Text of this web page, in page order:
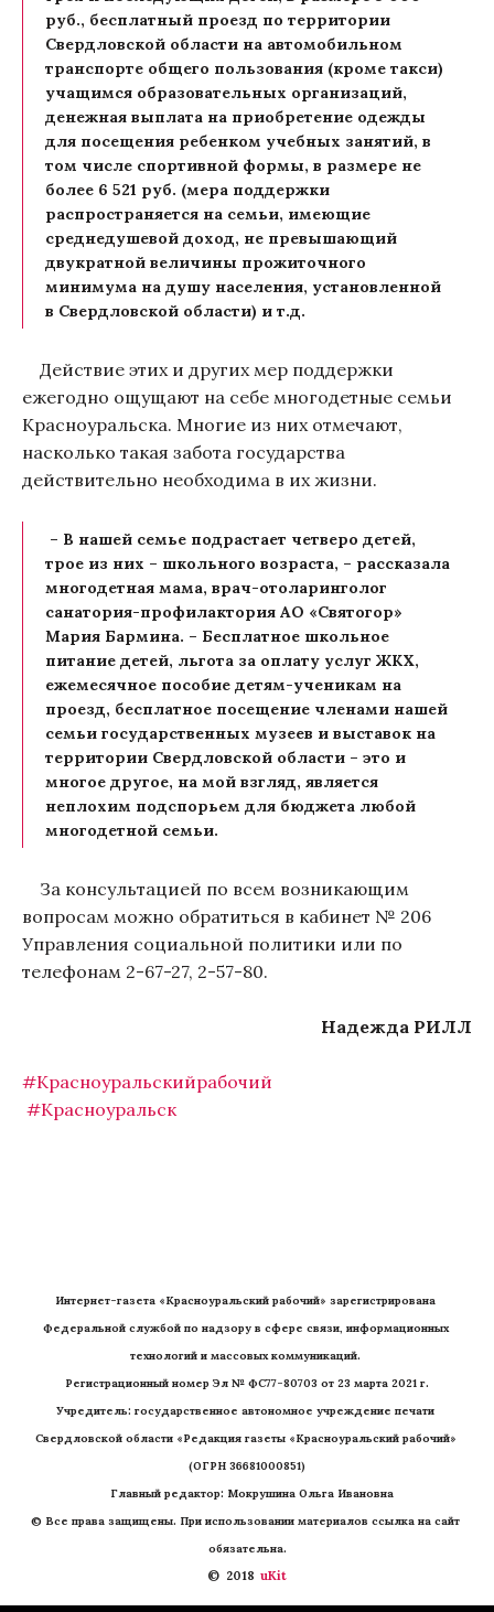
руб., бесплатный проезд по территории
Свердловской области на автомобильном
транспорте общего пользования (кроме такси)
учащимся образовательных организаций,
денежная выплата на приобретение одежды
для посещения ребенком учебных занятий, в
том числе спортивной формы, в размере не
более 6 521 руб. (мера поддержки
распространяется на семьи, имеющие
среднедушевой доход, не превышающий
двукратной величины прожиточного
минимума на душу населения, установленной
в Свердловской области) и т.д.
Действие этих и других мер поддержки
ежегодно ощущают на себе многодетные семьи
Красноуральска. Многие из них отмечают,
насколько такая забота государства
действительно необходима в их жизни.
– В нашей семье подрастает четверо детей,
трое из них – школьного возраста, – рассказала
многодетная мама, врач-отоларинголог
санатория-профилактория АО «Святогор»
Мария Бармина. – Бесплатное школьное
питание детей, льгота за оплату услуг ЖКХ,
ежемесячное пособие детям-ученикам на
проезд, бесплатное посещение членами нашей
семьи государственных музеев и выставок на
территории Свердловской области – это и
многое другое, на мой взгляд, является
неплохим подспорьем для бюджета любой
многодетной семьи.
За консультацией по всем возникающим
вопросам можно обратиться в кабинет № 206
Управления социальной политики или по
телефонам 2-67-27, 2-57-80.
Надежда РИЛЛ
#Красноуральскийрабочий
#Красноуральск
Интернет-газета «Красноуральский рабочий» зарегистрирована
Федеральной службой по надзору в сфере связи, информационных
технологий и массовых коммуникаций.
Регистрационный номер Эл № ФС77-80703 от 23 марта 2021 г.
Учредитель: государственное автономное учреждение печати
Свердловской области «Редакция газеты «Красноуральский рабочий»
(ОГРН 36681000851)
   Главный редактор: Мокрушина Ольга Ивановна
© Все права защищены. При использовании материалов ссылка на сайт
обязательна.
©  2018 uKit